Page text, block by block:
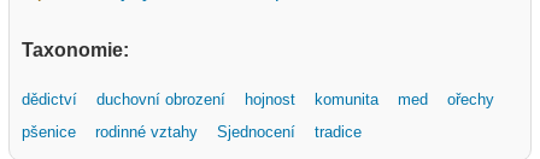
Taxonomie:
dědictví duchovní obrození hojnost komunita med
ořechy
pšenice
rodinné vztahy Sjednocení tradice